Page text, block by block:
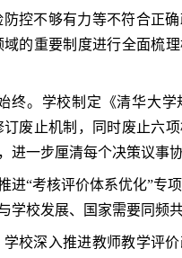
控不够有力等不符合正
的重要制度进行全面梳
终。学校制定《清华大
废止机制，同时废止六
一步厘清每个决策议事协
进“考核评价体系优化”专
校发展、国家需要同频共
校深入推进教师教学评